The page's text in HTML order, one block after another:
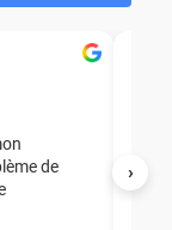
›
de